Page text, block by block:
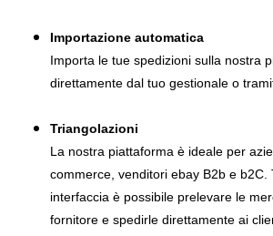
Importazione automatica
Importa le tue spedizioni sulla nostra
direttamente dal tuo gestionale o
Triangolazioni
La nostra piattaforma è ideale per
commerce, venditori ebay B2b e b2C.
interfaccia è possibile prelevare le
fornitore e spedirle direttamente ai